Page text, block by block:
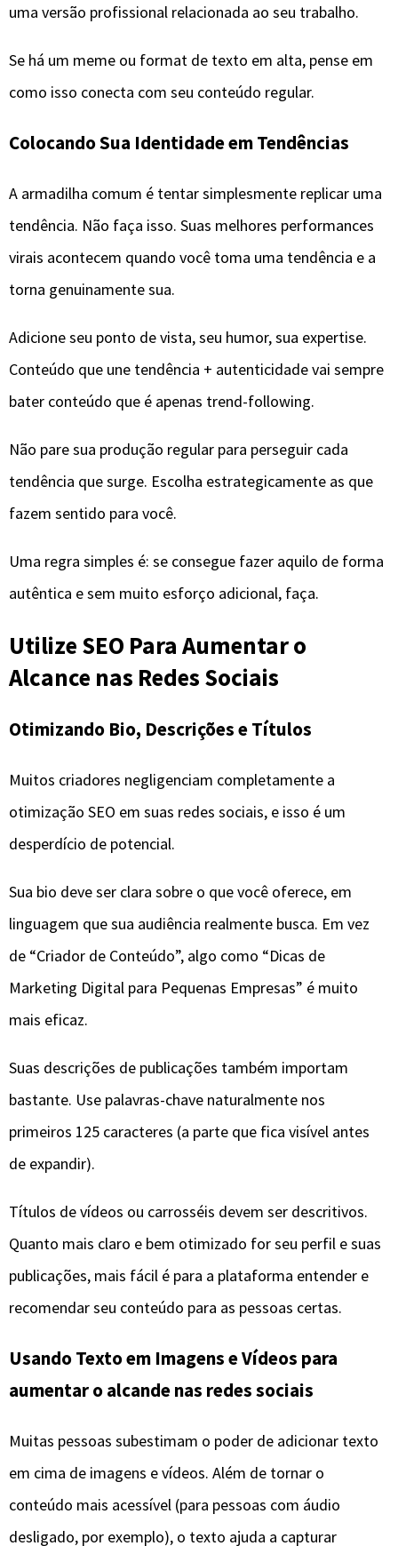
uma versão profissional relacionada ao seu trabalho.
Se há um meme ou format de texto em alta, pense em
como isso conecta com seu conteúdo regular.
Colocando Sua Identidade em Tendências
A armadilha comum é tentar simplesmente replicar uma
tendência. Não faça isso. Suas melhores performances
virais acontecem quando você toma uma tendência e a
torna genuinamente sua.
Adicione seu ponto de vista, seu humor, sua expertise.
Conteúdo que une tendência + autenticidade vai sempre
bater conteúdo que é apenas trend-following.
Não pare sua produção regular para perseguir cada
tendência que surge. Escolha estrategicamente as que
fazem sentido para você.
Uma regra simples é: se consegue fazer aquilo de forma
autêntica e sem muito esforço adicional, faça.
Utilize SEO Para Aumentar o
Alcance nas Redes Sociais
Otimizando Bio, Descrições e Títulos
Muitos criadores negligenciam completamente a
otimização SEO em suas redes sociais, e isso é um
desperdício de potencial.
Sua bio deve ser clara sobre o que você oferece, em
linguagem que sua audiência realmente busca. Em vez
de “Criador de Conteúdo”, algo como “Dicas de
Marketing Digital para Pequenas Empresas” é muito
mais eficaz.
Suas descrições de publicações também importam
bastante. Use palavras-chave naturalmente nos
primeiros 125 caracteres (a parte que fica visível antes
de expandir).
Títulos de vídeos ou carrosséis devem ser descritivos.
Quanto mais claro e bem otimizado for seu perfil e suas
publicações, mais fácil é para a plataforma entender e
recomendar seu conteúdo para as pessoas certas.
Usando Texto em Imagens e Vídeos para
aumentar o alcande nas redes sociais
Muitas pessoas subestimam o poder de adicionar texto
em cima de imagens e vídeos. Além de tornar o
conteúdo mais acessível (para pessoas com áudio
desligado, por exemplo), o texto ajuda a capturar